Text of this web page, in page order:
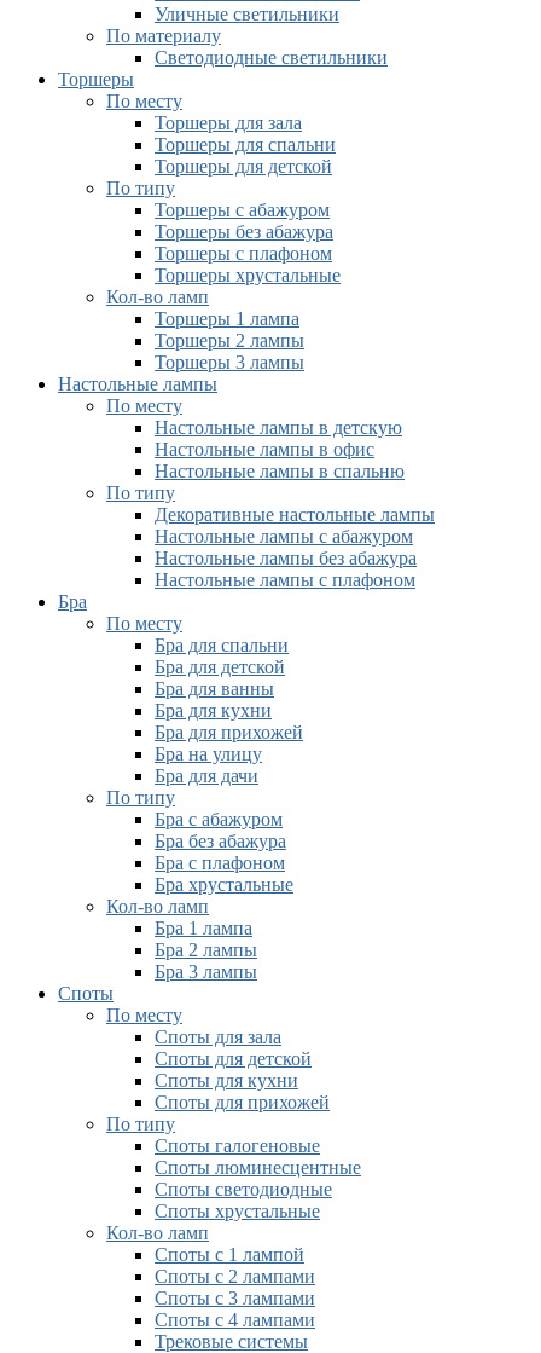
Уличные светильники
По материалу
Светодиодные светильники
Торшеры
По месту
Торшеры для зала
Торшеры для спальни
Торшеры для детской
По типу
Торшеры с абажуром
Торшеры без абажура
Торшеры с плафоном
Торшеры хрустальные
Кол-во ламп
Торшеры 1 лампа
Торшеры 2 лампы
Торшеры 3 лампы
Настольные лампы
По месту
Настольные лампы в детскую
Настольные лампы в офис
Настольные лампы в спальню
По типу
Декоративные настольные лампы
Настольные лампы с абажуром
Настольные лампы без абажура
Настольные лампы с плафоном
Бра
По месту
Бра для спальни
Бра для детской
Бра для ванны
Бра для кухни
Бра для прихожей
Бра на улицу
Бра для дачи
По типу
Бра с абажуром
Бра без абажура
Бра с плафоном
Бра хрустальные
Кол-во ламп
Бра 1 лампа
Бра 2 лампы
Бра 3 лампы
Споты
По месту
Споты для зала
Споты для детской
Споты для кухни
Споты для прихожей
По типу
Споты галогеновые
Споты люминесцентные
Споты светодиодные
Споты хрустальные
Кол-во ламп
Споты с 1 лампой
Споты с 2 лампами
Споты с 3 лампами
Споты с 4 лампами
Трековые системы